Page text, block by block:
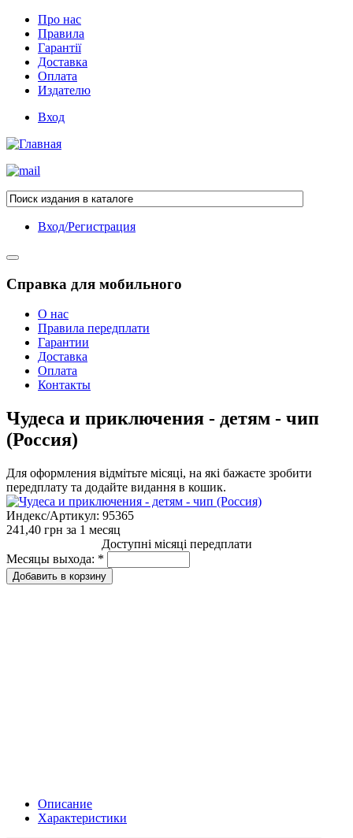
Про нас
Правила
Гарантії
Доставка
Оплата
Издателю
Вход
Вход/Регистрация
Справка для мобильного
О нас
Правила передплати
Гарантии
Доставка
Оплата
Контакты
Чудеса и приключения - детям - чип
(Россия)
Для оформления відмітьте місяці, на які бажаєте зробити
передплату та додайте видання в кошик.
Индекс/Артикул: 95365
241,40 грн за 1 месяц
Доступні місяці передплати
Месяцы выхода: *
Описание
Характеристики